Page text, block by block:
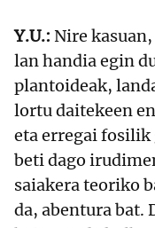
Y.U.: Nire
lan handia egin
plantoideak,
lortu daitekeen
eta erregai fosilik
beti dago
saiakera teoriko
da, abentura bat.